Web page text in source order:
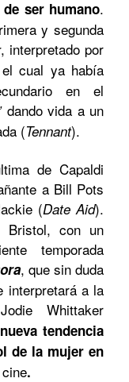
ser humano.
y segunda
, interpretado por
cual ya había
en el
dando vida a un
(Tennant).
de Capaldi
a Bill Pots
(Date Aid).
Bristol, con un
temporada
, que sin duda
interpretará a la
Whittaker
tendencia
de la mujer en
.